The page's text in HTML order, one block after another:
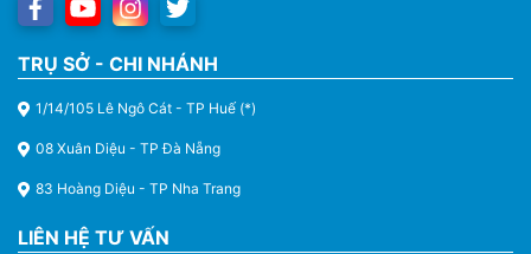
TRỤ SỞ - CHI NHÁNH
1/14/105 Lê Ngô Cát - TP Huế (*)
08 Xuân Diệu - TP Đà Nẵng
83 Hoàng Diệu - TP Nha Trang
LIÊN HỆ TƯ VẤN